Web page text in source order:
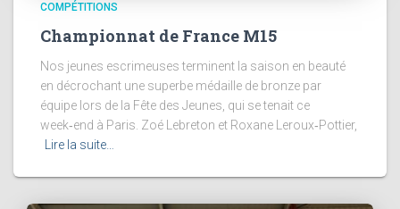
COMPÉTITIONS
Championnat de France M15
Nos jeunes escrimeuses terminent la saison en beauté
en décrochant une superbe médaille de bronze par
équipe lors de la Fête des Jeunes, qui se tenait ce
week‑end à Paris. Zoé Lebreton et Roxane Leroux‑Pottier,
Lire la suite…